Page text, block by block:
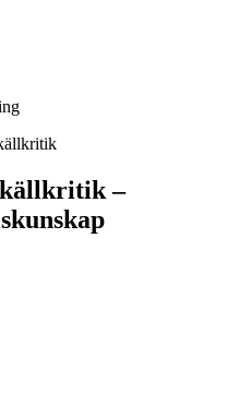
källkritik–